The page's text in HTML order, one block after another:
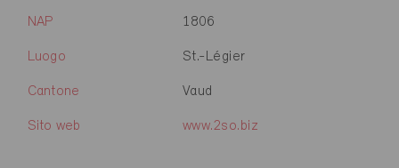
NAP 1806
Luogo St.-Légier
Cantone Vaud
Sito web www.2so.biz